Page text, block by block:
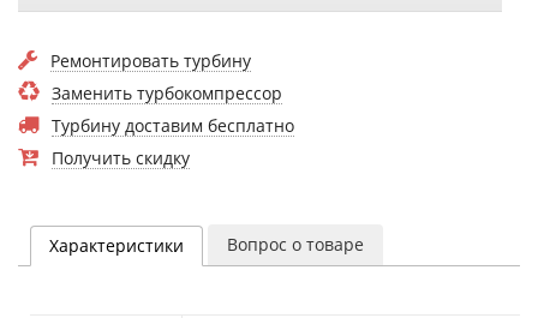
Ремонтировать турбину
Заменить турбокомпрессор
Турбину доставим бесплатно
Получить скидку
Характеристики Вопрос о товаре